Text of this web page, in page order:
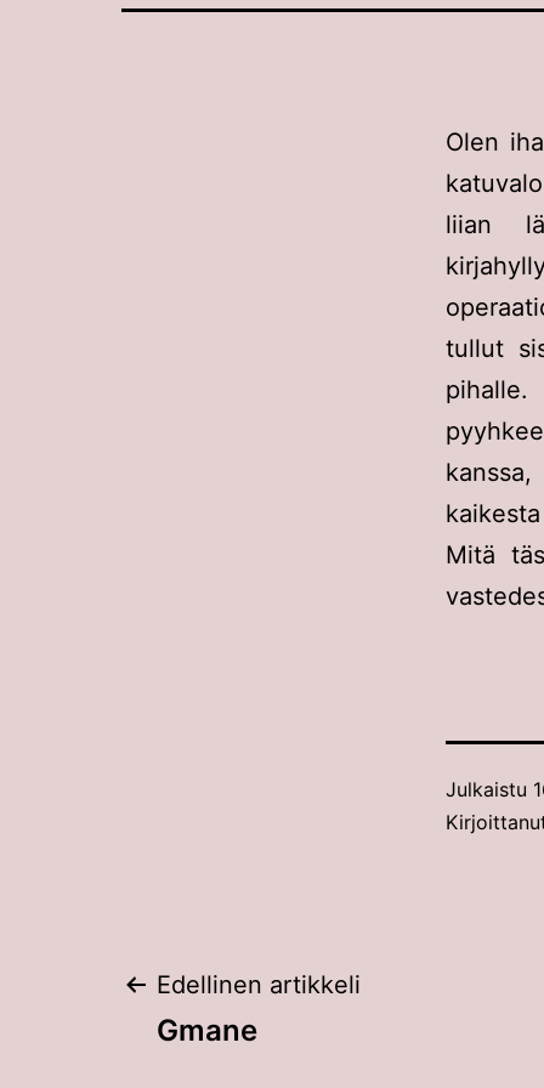
Olen
liian
tullut
Mitä
Julkaistu
Artikkelien
Edellinen artikkeli
Gmane